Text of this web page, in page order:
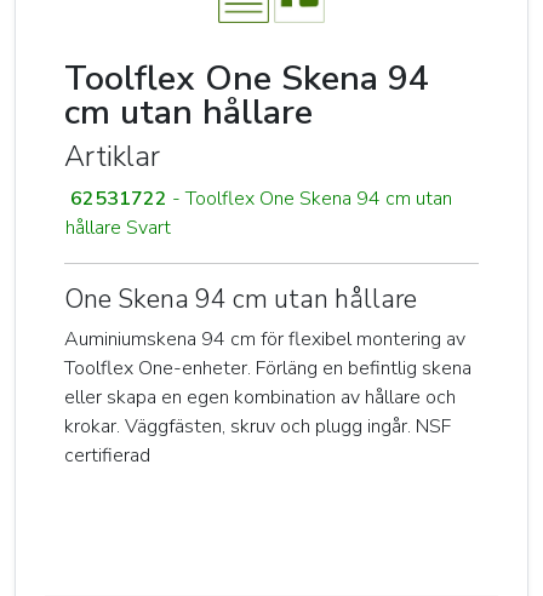
Toolflex One Skena 94
cm utan hållare
Artiklar
62531722 - Toolflex One Skena 94 cm utan
hållare Svart
One Skena 94 cm utan hållare
Auminiumskena 94 cm för flexibel montering av
Toolflex One-enheter. Förläng en befintlig skena
eller skapa en egen kombination av hållare och
krokar. Väggfästen, skruv och plugg ingår. NSF
certifierad